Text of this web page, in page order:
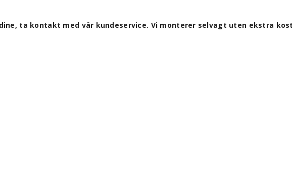
ta kontakt med vår kundeservice. Vi monterer selvagt uten ekstra